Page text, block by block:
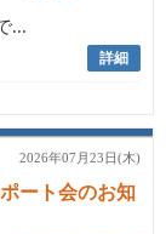
...
詳細
2026年07月23日(木)
ート会のお知